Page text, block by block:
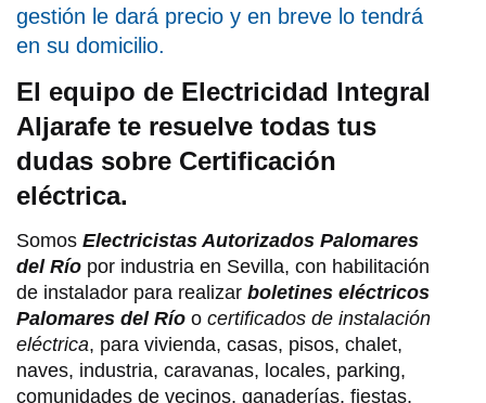
gestión le dará precio y en breve lo tendrá
en su domicilio.
El equipo de Electricidad Integral
Aljarafe te resuelve todas tus
dudas sobre Certificación
eléctrica.
Somos Electricistas Autorizados Palomares
del Río por industria en Sevilla, con habilitación
de instalador para realizar boletines eléctricos
Palomares del Río o certificados de instalación
eléctrica, para vivienda, casas, pisos, chalet,
naves, industria, caravanas, locales, parking,
comunidades de vecinos, ganaderías, fiestas,